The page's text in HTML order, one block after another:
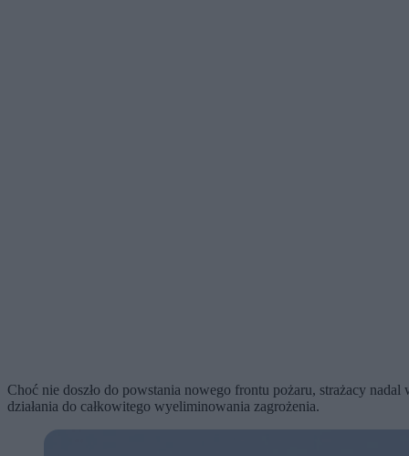
Choć nie doszło do powstania nowego frontu pożaru, strażacy
działania do całkowitego wyeliminowania zagrożenia.